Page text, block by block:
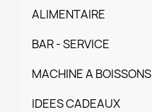
ALIMENTAIRE
BAR - SERVICE
MACHINE A BOISSONS
IDEES CADEAUX